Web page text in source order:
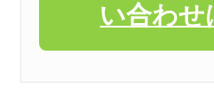
い合わせ